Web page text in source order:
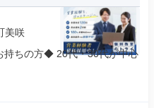
美咲
ちの方◆ 20代・30代が中心